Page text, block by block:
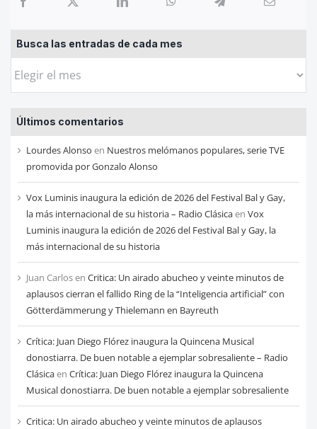
Busca las entradas de cada mes
Busca
entradas
de
cada
mes
Últimos comentarios
Lourdes Alonso en Nuestros melómanos populares, serie TVE
promovida por Gonzalo Alonso
Vox Luminis inaugura la edición de 2026 del Festival Bal y Gay,
la más internacional de su historia – Radio Clásicaen Vox
Luminis inaugura la edición de 2026 del Festival Bal y Gay, la
más internacional de su historia
Juan Carlosen Critica: Un airado abucheo y veinte minutos de
aplausos cierran el fallido Ring de la “Inteligencia artificial” con
Götterdämmerung y Thielemann en Bayreuth
Crítica: Juan Diego Flórez inaugura la Quincena Musical
donostiarra. De buen notable a ejemplar sobresaliente – Radio
Clásicaen Crítica: Juan Diego Flórez inaugura la Quincena
Musical donostiarra. De buen notable a ejemplar sobresaliente
Critica: Un airado abucheo y veinte minutos de aplausos